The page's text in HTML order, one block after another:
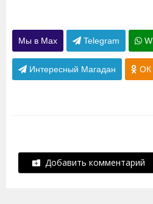
Мы в Max Telegram
Интересный Магадан ОК
Добавить комментарий